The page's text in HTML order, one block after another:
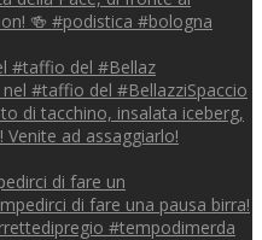
#taffio del #Bellaz
di fare un